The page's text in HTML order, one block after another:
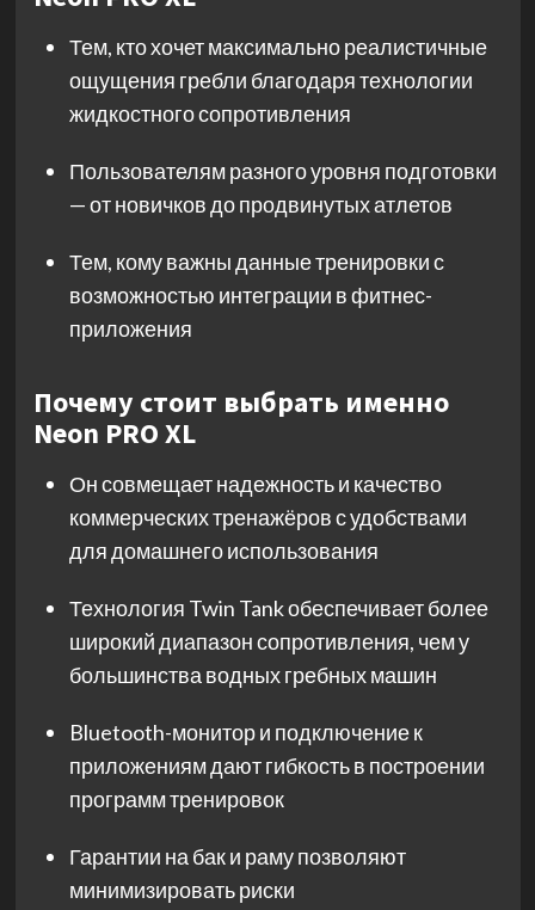
Тем, кто хочет максимально реалистичные
ощущения гребли благодаря технологии
жидкостного сопротивления
Пользователям разного уровня подготовки
— от новичков до продвинутых атлетов
Тем, кому важны данные тренировки с
возможностью интеграции в фитнес-
приложения
Почему стоит выбрать именно
Neon PRO XL
Он совмещает надежность и качество
коммерческих тренажёров с удобствами
для домашнего использования
Технология Twin Tank обеспечивает более
широкий диапазон сопротивления, чем у
большинства водных гребных машин
Bluetooth-монитор и подключение к
приложениям дают гибкость в построении
программ тренировок
Гарантии на бак и раму позволяют
минимизировать риски